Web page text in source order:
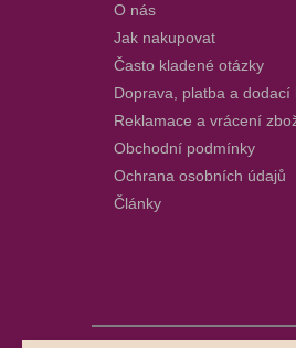
O nás
Jak nakupovat
Často kladené otázky
Doprava, platba a dodací
Reklamace a vrácení
Obchodní podmínky
Ochrana osobních údajů
Články